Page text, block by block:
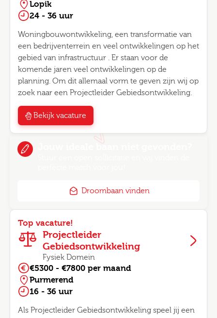
Lopik
24 - 36 uur
Woningbouwontwikkeling, een transformatie van
een bedrijventerrein en veel ontwikkelingen op het
gebied van infrastructuur . Er staan voor de
komende jaren veel ontwikkelingen op de
planning. Om dit allemaal vorm te geven zijn wij op
zoek naar een Projectleider Gebiedsontwikkeling.
Bekijk vacature
Jouw ideale baan niet gevonden?
Droombaan vinden
Projectleider
Gebiedsontwikkeling
Fysiek Domein
Top vacature!
€5300 - €7800 per maand
Purmerend
16 - 36 uur
Als Projectleider Gebiedsontwikkeling speel jij een